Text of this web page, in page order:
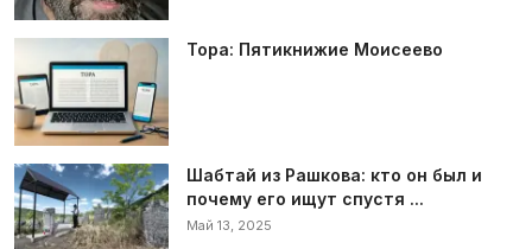
Тора: Пятикнижие Моисеево
Шабтай из Рашкова: кто он был и
почему его ищут спустя ...
Май 13, 2025